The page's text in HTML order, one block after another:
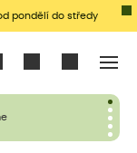
pondělí do středy